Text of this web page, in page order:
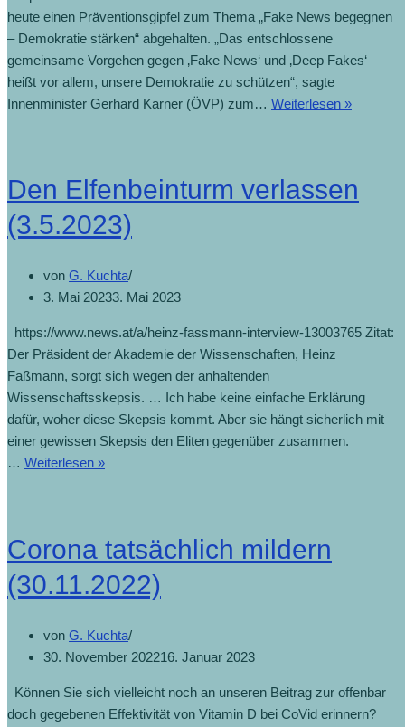
heute einen Präventionsgipfel zum Thema „Fake News begegnen
– Demokratie stärken“ abgehalten. „Das entschlossene
gemeinsame Vorgehen gegen ‚Fake News‘ und ‚Deep Fakes‘
heißt vor allem, unsere Demokratie zu schützen“, sagte
Innenminister Gerhard Karner (ÖVP) zum… Weiterlesen »
Den Elfenbeinturm verlassen
(3.5.2023)
von G. Kuchta
3. Mai 20233. Mai 2023
https://www.news.at/a/heinz-fassmann-interview-13003765 Zitat:
Der Präsident der Akademie der Wissenschaften, Heinz
Faßmann, sorgt sich wegen der anhaltenden
Wissenschaftsskepsis. … Ich habe keine einfache Erklärung
dafür, woher diese Skepsis kommt. Aber sie hängt sicherlich mit
einer gewissen Skepsis den Eliten gegenüber zusammen.
… Weiterlesen »
Corona tatsächlich mildern
(30.11.2022)
von G. Kuchta
30. November 202216. Januar 2023
Können Sie sich vielleicht noch an unseren Beitrag zur offenbar
doch gegebenen Effektivität von Vitamin D bei CoVid erinnern?